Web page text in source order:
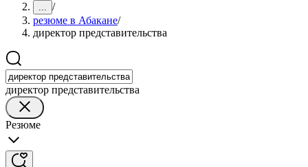
... /
резюме в Абакане/
директор представительства
директор представительства
Резюме